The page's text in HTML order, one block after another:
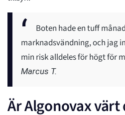
Boten hade en tuff
marknadsvändning, och jag
min risk alldeles för högt för
Marcus T.
Är Algonovax värt